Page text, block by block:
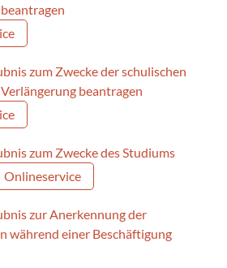
zum Zwecke der schulischen
beantragen
zum Zwecke des Studiums
Onlineservice
zur Anerkennung der
während einer Beschäftigung